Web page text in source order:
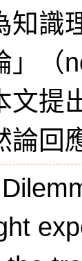
知識
」（
文提
論回